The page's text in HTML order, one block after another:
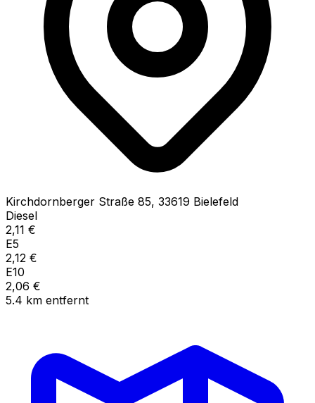
Kirchdornberger Straße 85, 33619 Bielefeld
Diesel
2,11 €
E5
2,12 €
E10
2,06 €
5.4 km entfernt